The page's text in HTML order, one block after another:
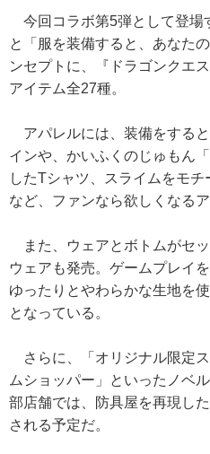
今回コラボ第5弾として登場
と「服を装備すると、あなた
ンセプトに、『ドラゴンクエ
アイテム全27種。
アパレルには、装備をする
インや、かいふくのじゅもん
したTシャツ、スライムをモ
など、ファンなら欲しくなるア
また、ウェアとボトムがセ
ウェアも発売。ゲームプレイ
ゆったりとやわらかな生地を
となっている。
さらに、「オリジナル限定
ムショッパー」といったノベ
部店舗では、防具屋を再現し
される予定だ。